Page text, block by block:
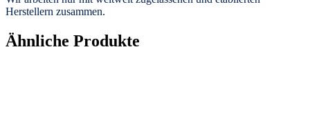
Herstellern zusammen.
Ähnliche Produkte